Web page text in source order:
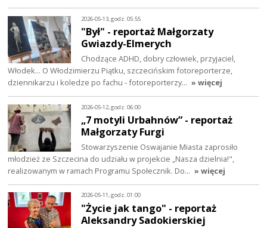
2026-05-13, godz. 05:55
"Był" - reportaż Małgorzaty
Gwiazdy-Elmerych
Chodzące ADHD, dobry człowiek, przyjaciel,
Włodek... O Włodzimierzu Piątku, szczecińskim fotoreporterze,
dziennikarzu i koledze po fachu - fotoreporterzy… » więcej
2026-05-12, godz. 06:00
„7 motyli Urbahnów” - reportaż
Małgorzaty Furgi
Stowarzyszenie Oswajanie Miasta zaprosiło
młodzież ze Szczecina do udziału w projekcie „Nasza dzielnia!",
realizowanym w ramach Programu Społecznik. Do… » więcej
2026-05-11, godz. 01:00
"Życie jak tango" - reportaż
Aleksandry Sadokierskiej